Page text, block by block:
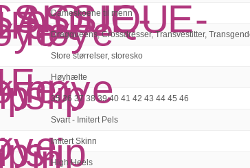
Dameskoene til menn
Dragqueens, Crossdresser, Transvestitter,
Store størrelser, storesko
Høyhælte
35 36 37 38 39 40 41 42 43 44 45 46
Svart - Imitert Pels
Imitert Skinn
High Heels